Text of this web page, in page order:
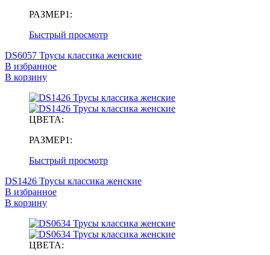
РАЗМЕР1:
Быстрый просмотр
DS6057 Трусы классика женские
В избранное
В корзину
ЦВЕТА:
РАЗМЕР1:
Быстрый просмотр
DS1426 Трусы классика женские
В избранное
В корзину
ЦВЕТА: